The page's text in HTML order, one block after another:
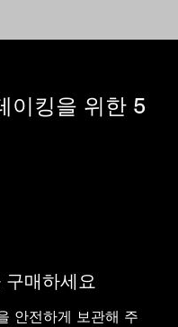
이킹을 위한 5
매하세요
안전하게 보관해 주